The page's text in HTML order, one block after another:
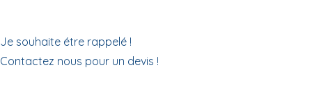
Je souhaite étre rappelé !
Contactez nous pour un devis !